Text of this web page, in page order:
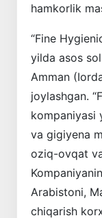
hamkorlik
“Fine
yilda asos
Amman
joylashgan.
kompaniyasi
va gigiyena
oziq-ovqat
Arabistoni,
chiqarish